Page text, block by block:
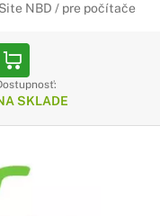
NBD / pre počítače
SKLADE